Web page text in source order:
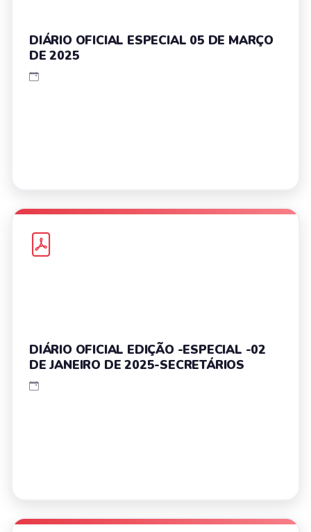
DIÁRIO OFICIAL ESPECIAL 05 DE MARÇO
DE 2025
DIÁRIO OFICIAL EDIÇÃO -ESPECIAL -02
DE JANEIRO DE 2025-SECRETÁRIOS